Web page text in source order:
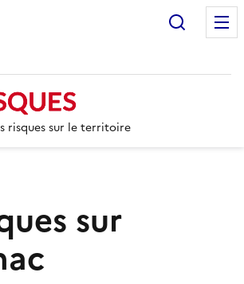
risques sur le territoire
sur